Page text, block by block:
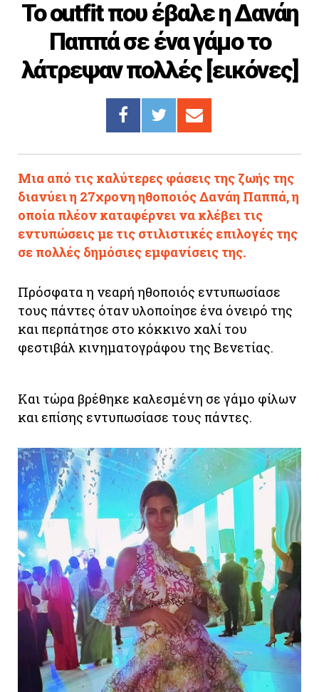
ΣΥΝΔΕΣΜΟΙ
Tv
Το outfit που έβαλε η Δανάη
Παππά σε ένα γάμο το
λάτρεψαν πολλές [εικόνες]
Μια από τις καλύτερες φάσεις της ζωής της
διανύει η 27χρονη ηθοποιός Δανάη Παππά, η
οποία πλέον καταφέρνει να κλέβει τις
εντυπώσεις με τις στιλιστικές επιλογές της
σε πολλές δημόσιες εμφανίσεις της.
Πρόσφατα η νεαρή ηθοποιός εντυπωσίασε
τους πάντες όταν υλοποίησε ένα όνειρό της
και περπάτησε στο κόκκινο χαλί του
φεστιβάλ κινηματογράφου της Βενετίας.
Και τώρα βρέθηκε καλεσμένη σε γάμο φίλων
και επίσης εντυπωσίασε τους πάντες.